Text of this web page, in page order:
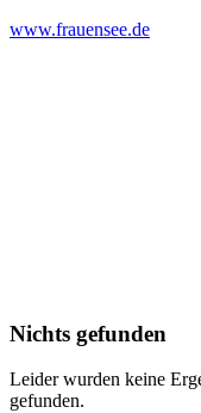
www.frauensee.de
Nichts gefunden
Leider wurden keine
gefunden.